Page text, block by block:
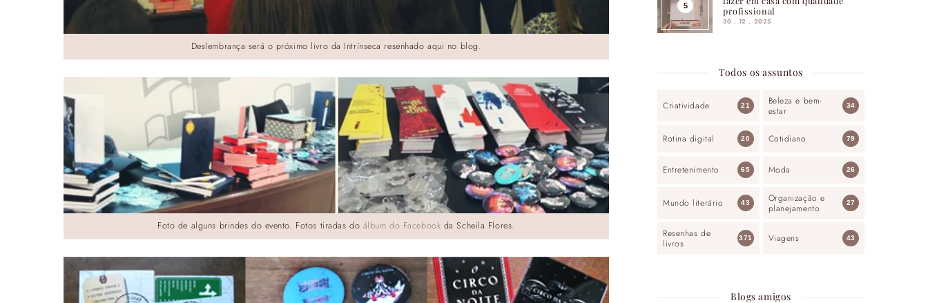
Deslembrança será o próximo livro da Intrínseca resenhado aqui no blog.
Foto de alguns brindes do evento. Fotos tiradas do álbum do Facebook da Scheila Flores.
profissional
30 . 12 . 2025
Todos os assuntos
Criatividade 21
Beleza e bem-
estar
34
Rotina digital 20 Cotidiano 79
Entretenimento 65 Moda 26
Mundo literário 43
Organização e
planejamento
27
Resenhas de
livros
371 Viagens 43
Blogs amigos